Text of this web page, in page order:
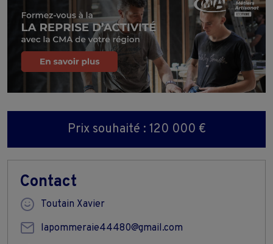
Prix souhaité : 120 000 €
Contact
Toutain Xavier
lapommeraie44480@gmail.com